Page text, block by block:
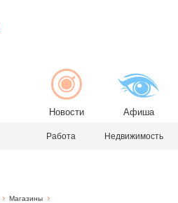
Новости Афиша
Работа Недвижимость
Магазины